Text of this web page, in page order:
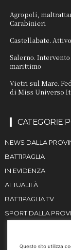
Agropoli,
Carabinieri
Castellabate.
Salerno.
marittimo
Vietri sul Mare.
di Miss Universo
CATEGORIE
NEWS DALLA
BATTIPAGLIA
IN EVIDENZA
ATTUALITÀ
BATTIPAGLIA TV
SPORT DALLA
Questo sito utilizza